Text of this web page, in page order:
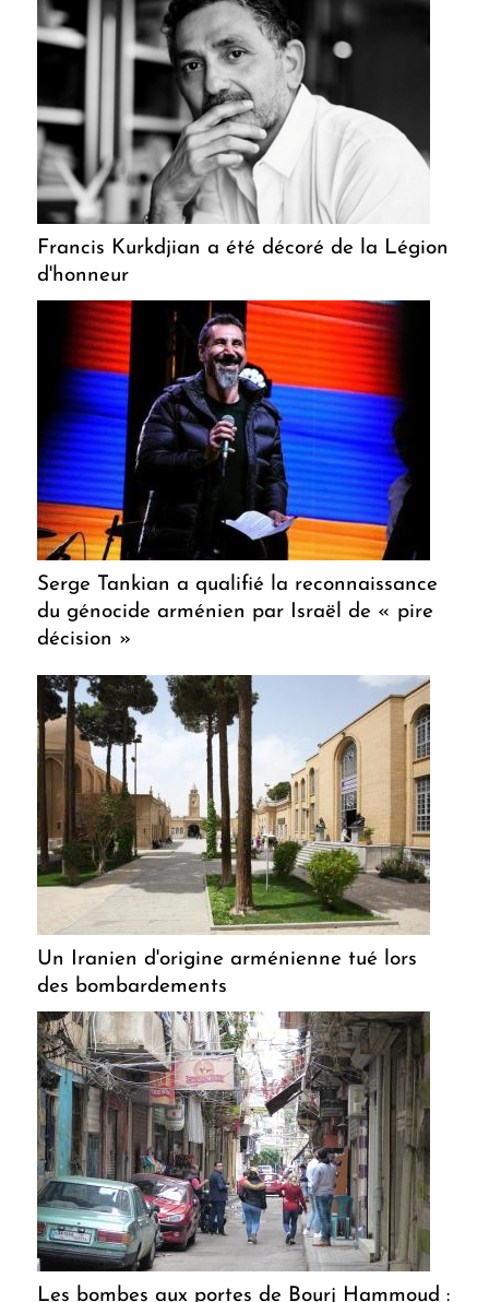
Francis Kurkdjian a été décoré de la Légion
d'honneur
Serge Tankian a qualifié la reconnaissance
du génocide arménien par Israël de « pire
décision »
Un Iranien d'origine arménienne tué lors
des bombardements
Les bombes aux portes de Bourj Hammoud :